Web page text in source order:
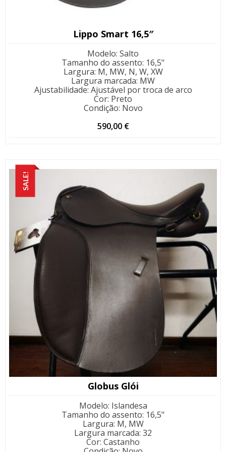
Lippo Smart 16,5″
Modelo: Salto
Tamanho do assento: 16,5"
Largura: M, MW, N, W, XW
Largura marcada: MW
Ajustabilidade: Ajustável por troca de arco
Cor: Preto
Condição: Novo
590,00 €
SALE!
Globus Glói
Modelo: Islandesa
Tamanho do assento: 16,5"
Largura: M, MW
Largura marcada: 32
Cor: Castanho